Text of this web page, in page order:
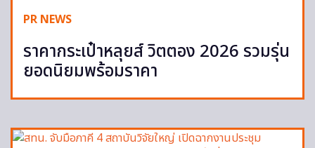
PR NEWS
ราคากระเป๋าหลุยส์ วิตตอง 2026 รวมรุ่น
ยอดนิยมพร้อมราคา